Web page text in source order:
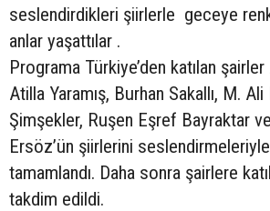
seslendirdikleri şiirlerle geceye
anlar yaşattılar .
Programa Türkiye’den katılan
Atilla Yaramış, Burhan Sakallı, M.
Şimşekler, Ruşen Eşref Bayraktar
Ersöz’ün şiirlerini
tamamlandı. Daha sonra şairlere
takdim edildi.